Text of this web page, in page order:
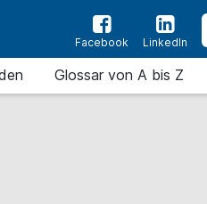
Facebook LinkedIn
Glossar von A bis Z